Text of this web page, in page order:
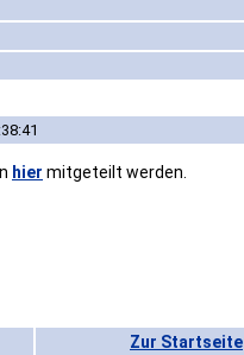
hier mitgeteilt werden.
Zur Startseite